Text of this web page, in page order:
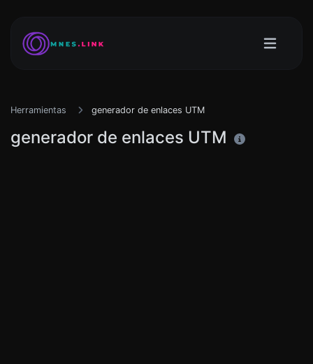
Herramientas generador de enlaces UTM
generador de enlaces UTM